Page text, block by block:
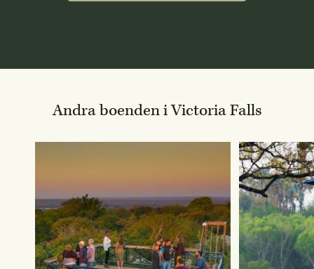
Andra boenden i Victoria Falls